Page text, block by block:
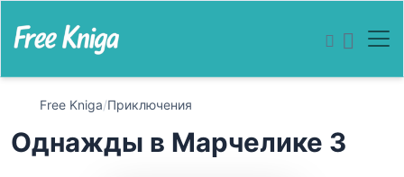
Free Kniga/Приключения
Однажды в Марчелике 3